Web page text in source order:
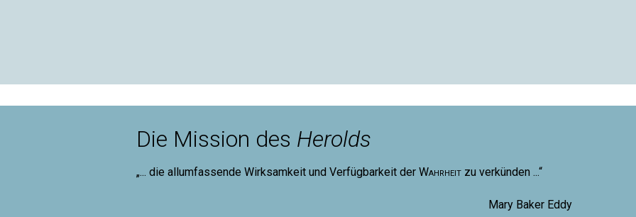
Die Mission des Herolds
„... die allumfassende Wirksamkeit und Verfügbarkeit der Wahrheit zu verkünden ...“
Mary Baker Eddy